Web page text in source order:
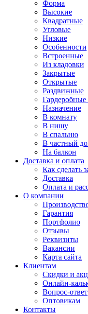
Форма
Высокие
Квадратные
Угловые
Низкие
Особенности
Встроенные
Из кладовки
Закрытые
Открытые
Раздвижные
Назначение
В комнату
В нишу
В спальню
В частный
На балкон
Доставка и оплата
Как сделать
Доставка
Оплата и
О компании
Гарантия
Портфолио
Отзывы
Реквизиты
Вакансии
Карта сайта
Клиентам
Скидки и
Онлайн-
Вопрос-ответ
Оптовикам
Контакты